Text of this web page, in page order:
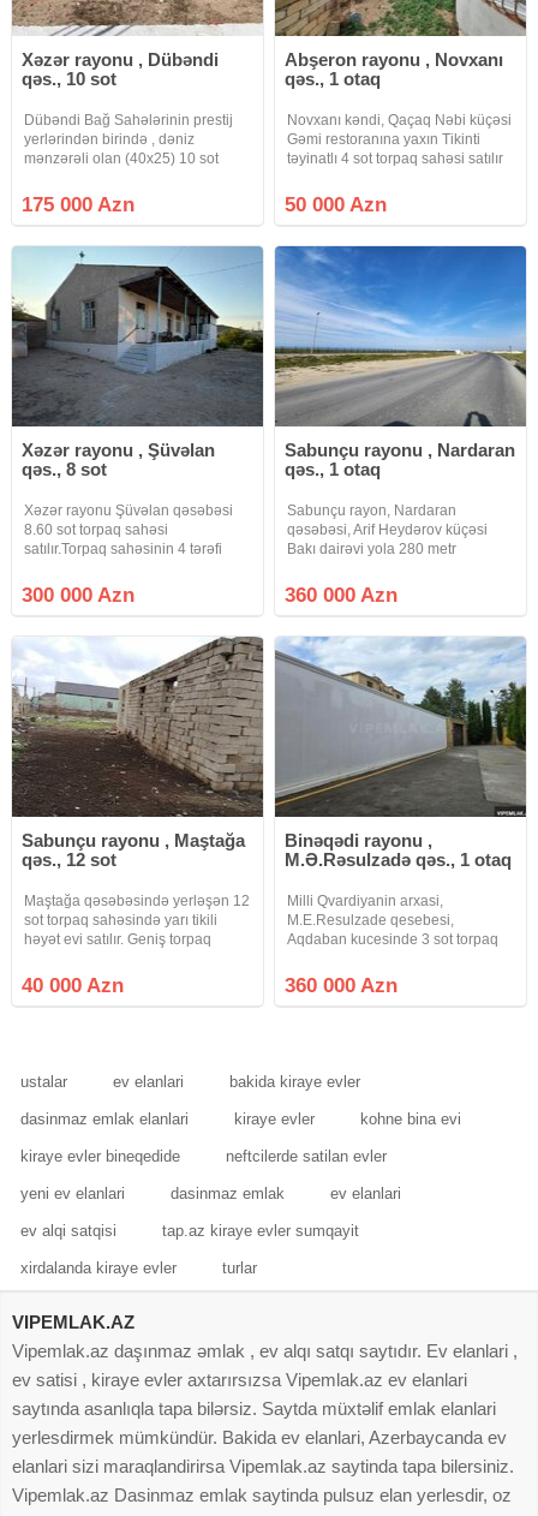
Xəzər rayonu , Dübəndi
qəs., 10 sot
Dübəndi Bağ Sahələrinin prestij
yerlərindən birində , dəniz
mənzərəli olan (40x25) 10 sot
kv.m 2 mərtəbəli ev üçün (hər
mərtəbəsi 200 kv.m) özülü və 1-ci
175 000 Azn
Abşeron rayonu , Novxanı
qəs., 1 otaq
Novxanı kəndi, Qaçaq Nəbi küçəsi
Gəmi restoranına yaxın Tikinti
təyinatlı 4 sot torpaq sahəsi satılır
ölçüdədir Sənəd KUPÇA Kod:
E0833 Qeyd: Müştəri tərəfdən ofis
50 000 Azn
Xəzər rayonu , Şüvəlan
qəs., 8 sot
Xəzər rayonu Şüvəlan qəsəbəsi
8.60 sot torpaq sahəsi
satılır.Torpaq sahəsinin 4 tərəfi
hasarlanıbdir.Icinde tikilisi
var.Qazi, işığı, suyu daimidir.Etrafli
300 000 Azn
Sabunçu rayonu , Nardaran
qəs., 1 otaq
Sabunçu rayon, Nardaran
qəsəbəsi, Arif Heydərov küçəsi
Bakı dairəvi yola 280 metr
kompleksinə yaxın Tikinti təyinatlı
12 sot torpaq sahəsi satılır Sənəd
360 000 Azn
Sabunçu rayonu , Maştağa
qəs., 12 sot
Maştağa qəsəbəsində yerləşən 12
sot torpaq sahəsində yarı tikili
həyət evi satılır. Geniş torpaq
fərdi yaşayış evi tikmək üçün
uyğun seçimdir. Ərazidə yarı tikili
40 000 Azn
Binəqədi rayonu ,
M.Ə.Rəsulzadə qəs., 1 otaq
Milli Qvardiyanin arxasi,
M.E.Resulzade qesebesi,
Aqdaban kucesinde 3 sot torpaq
layihesi ve Cixarisi var. Sirketimiz
seherin istenilen yerinde Size
360 000 Azn
ustalar ev elanlari bakida kiraye evler
dasinmaz emlak elanlari kiraye evler kohne bina evi
kiraye evler bineqedide neftcilerde satilan evler
yeni ev elanlari dasinmaz emlak ev elanlari
ev alqi satqisi tap.az kiraye evler sumqayit
xirdalanda kiraye evler turlar
VIPEMLAK.AZ
Vipemlak.az daşınmaz əmlak , ev alqı satqı saytıdır. Ev elanlari ,
ev satisi , kiraye evler axtarırsızsa Vipemlak.az ev elanlari
saytında asanlıqla tapa bilərsiz. Saytda müxtəlif emlak elanlari
yerlesdirmek mümkündür. Bakida ev elanlari, Azerbaycanda ev
elanlari sizi maraqlandirirsa Vipemlak.az saytinda tapa bilersiniz.
Vipemlak.az Dasinmaz emlak saytinda pulsuz elan yerlesdir, oz